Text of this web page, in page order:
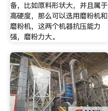
备，比如原料形状大，并且属于
高硬度，那么可以选用磨粉机和
磨粉机，这两个机器抗压能力
强，磨粉力大。